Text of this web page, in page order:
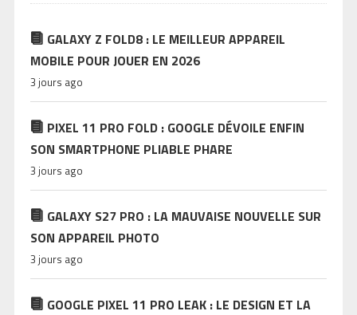
GALAXY Z FOLD8 : LE MEILLEUR APPAREIL
MOBILE POUR JOUER EN 2026
3 jours ago
PIXEL 11 PRO FOLD : GOOGLE DÉVOILE ENFIN
SON SMARTPHONE PLIABLE PHARE
3 jours ago
GALAXY S27 PRO : LA MAUVAISE NOUVELLE SUR
SON APPAREIL PHOTO
3 jours ago
GOOGLE PIXEL 11 PRO LEAK : LE DESIGN ET LA